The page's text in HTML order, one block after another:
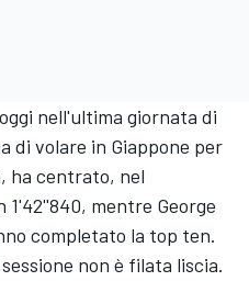
nell'ultima giornata di
di volare in Giappone per
ha centrato, nel
mentre George
completato la top ten.
non è filata liscia.